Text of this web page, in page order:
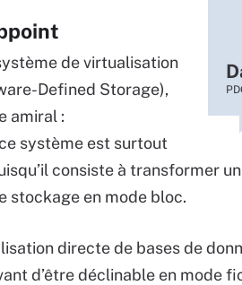
de virtualisation
Defined Storage),
amiral :
système est surtout
consiste à transformer
stockage en mode bloc.
directe de bases de
d’être déclinable en mode